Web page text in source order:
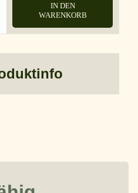
IN DEN
WARENKORB